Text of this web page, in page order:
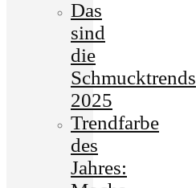
Das
sind
die
Schmucktrends
2025
Trendfarbe
des
Jahres: